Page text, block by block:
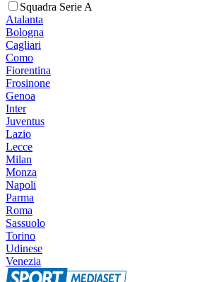
Squadra Serie A
Atalanta
Bologna
Cagliari
Como
Fiorentina
Frosinone
Genoa
Inter
Juventus
Lazio
Lecce
Milan
Monza
Napoli
Parma
Roma
Sassuolo
Torino
Udinese
Venezia